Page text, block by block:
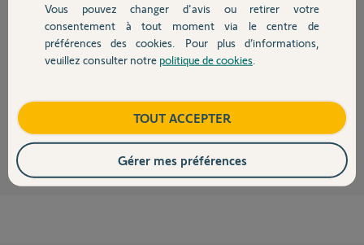
Devis avec un pro
Contact
Bonjour Frédéric
Il n'y a pas besoin que le TaHoma soit connecté pour une réinitialisation.
Ca se passe sur le serveur Somfy.
il y a plus de 4 ans
Vous pouvez changer d'avis ou retirer votre
consentement à tout moment via le centre de
préférences des cookies. Pour plus d’informations,
veuillez consulter notre politique de cookies
TOUT ACCEPTER
Gérer mes préférences